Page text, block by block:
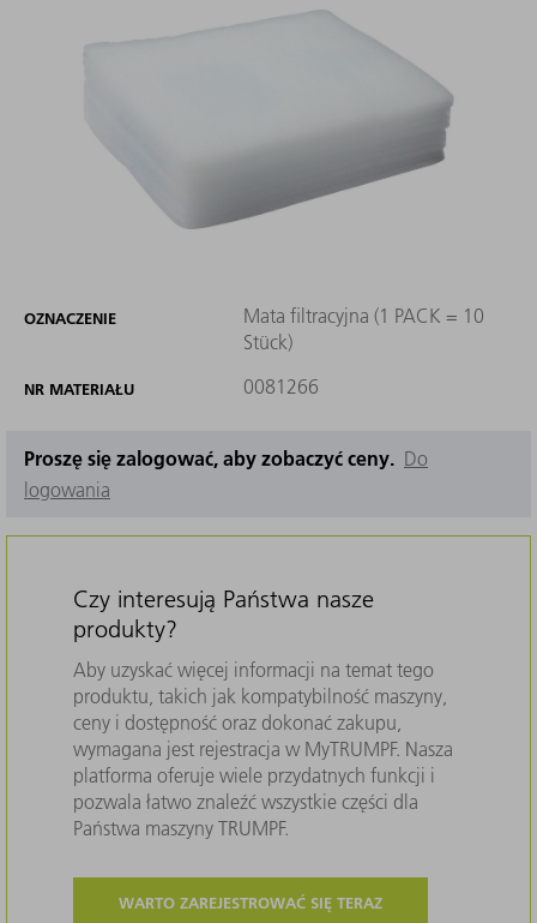
OZNACZENIE
Mata filtracyjna (1 PACK = 10
Stück)
NR MATERIAŁU 0081266
Proszę się zalogować, aby zobaczyć ceny. Do
logowania
Czy interesują Państwa nasze
produkty?
Aby uzyskać więcej informacji na temat tego
produktu, takich jak kompatybilność maszyny,
ceny i dostępność oraz dokonać zakupu,
wymagana jest rejestracja w MyTRUMPF. Nasza
platforma oferuje wiele przydatnych funkcji i
pozwala łatwo znaleźć wszystkie części dla
Państwa maszyny TRUMPF.
WARTO ZAREJESTROWAĆ SIĘ TERAZ